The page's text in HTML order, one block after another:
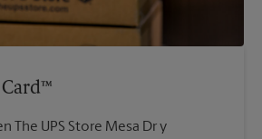
Card™
The UPS Store Mesa Dr y